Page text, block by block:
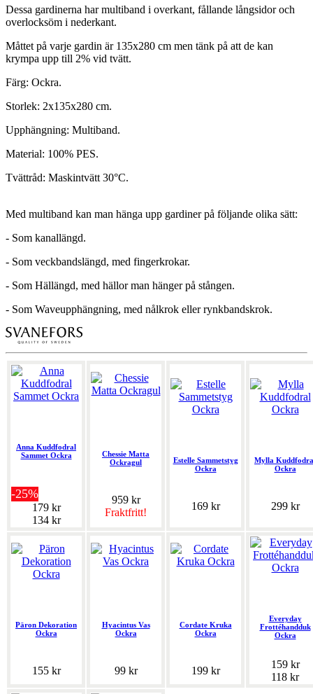
Dessa gardinerna har multiband i overkant, fållande långsidor och
overlocksöm i nederkant.
Måttet på varje gardin är 135x280 cm men tänk på att de kan
krympa upp till 2% vid tvätt.
Färg: Ockra.
Storlek: 2x135x280 cm.
Upphängning: Multiband.
Material: 100% PES.
Tvättråd: Maskintvätt 30°C.
Med multiband kan man hänga upp gardiner på följande olika sätt:
- Som kanallängd.
- Som veckbandslängd, med fingerkrokar.
- Som Hällängd, med hällor man hänger på stången.
- Som Waveupphängning, med nålkrok eller rynkbandskrok.
Anna Kuddfodral
Sammet Ockra
-25%
179 kr
134 kr
Chessie Matta
Ockragul
959 kr
Fraktfritt!
Estelle Sammetstyg
Ockra
169 kr
Mylla
Ockra
299 kr
Päron Dekoration
Ockra
155 kr
Hyacintus Vas
Ockra
99 kr
Cordate Kruka
Ockra
199 kr
Everyday
Frottéhandduk
Ockra
159 kr
118 kr